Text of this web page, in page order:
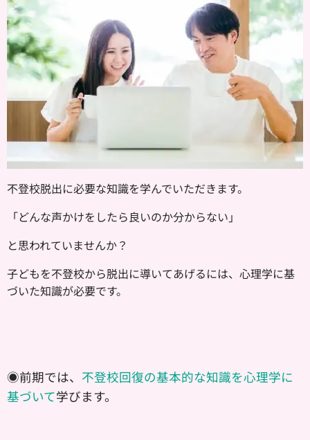
不登校脱出に必要な知識を学んでいただきます。
「どんな声かけをしたら良いのか分からない」
と思われていませんか？
​子どもを不登校から脱出に導いてあげるには、心理学に基
づいた知識が必要です。
◉前期では、 不登校回復の基本的な知識を心理学に
基づいて学びます。